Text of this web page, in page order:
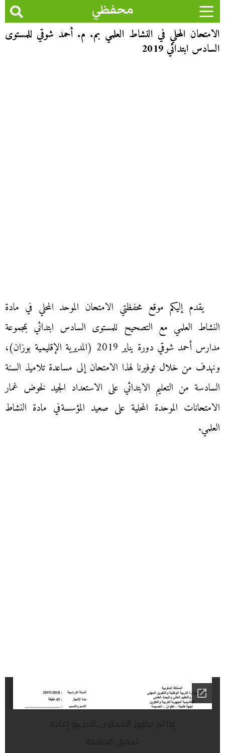
محفظي
الامتحان المحلي في النشاط العلمي بم. م. أحمد شوقي للمستوى
السادس ابتدائي 2019
يقدم إليكم موقع محفظتي الامتحان الموحد المحلي في مادة
النشاط العلمي مع التصحيح للمستوى السادس ابتدائي بمجموعة
مدارس أحمد شوقي دورة يناير 2019 (المديرية الإقليمية بوزان)،
ونهدف من خلال توفيرنا لهذا الامتحان إلى مساعدة تلاميذ السنة
السادسة من التعليم الابتدائي على الاستعداد الجيد لخوض غمار
الامتحانات الموحدة المحلية على صعيد المؤسسةفي مادة النشاط
العلمي.